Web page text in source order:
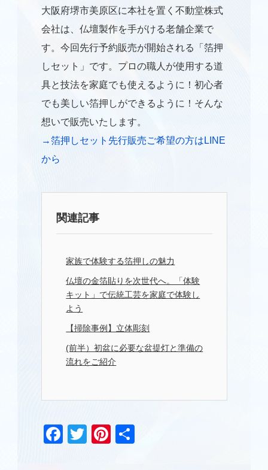
仏壇クリーニング
仏壇引っ越し
仏壇処分供養
会社概要
お問い合わせ
大阪府堺市美原区に本社を置く不動堂株式
会社は、仏壇製作を手がける老舗企業で
す。今回先行予約販売が開始される「箔押
しセット」です。プロの職人が使用する道
具と技法を家庭でも使えるように！初心者
でも美しい箔押しができるように！そんな
想いで販売いたします。
→箔押しセット先行販売ご希望の方はLINE
から
関連記事
家族で体験する箔押しの魅力
仏壇の金箔貼りを次世代へ。「体験
キット」で伝統工芸を家庭で体験し
よう
【掃除事例】立体彫刻
(前半）初盆に必要な盆提灯と準備の
流れをご紹介
Facebook
TwitterPinterest